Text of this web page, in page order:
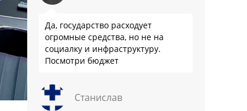
Да, государство расходует
огромные средства, но не на
социалку и инфраструктуру.
Посмотри бюджет
Станислав